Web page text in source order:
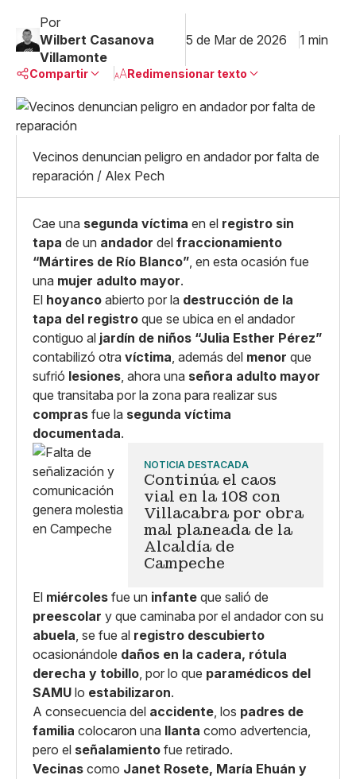
Por
Wilbert Casanova
Villamonte
5 de Mar de 2026 1 min
Compartir
Linkedin
X
Whatsapp
Copiar enlace
Redimensionar texto
Grande
Vecinos denuncian peligro en andador por falta de
reparación / Alex Pech
Cae una segunda víctima en el registro sin
tapa de un andador del fraccionamiento
“Mártires de Río Blanco”, en esta ocasión fue
una mujer adulto mayor.
El hoyanco abierto por la destrucción de la
tapa del registro que se ubica en el andador
contiguo al jardín de niños “Julia Esther Pérez”
contabilizó otra víctima, además del menor que
sufrió lesiones, ahora una señora adulto mayor
que transitaba por la zona para realizar sus
compras fue la segunda víctima
documentada.
NOTICIA DESTACADA
Continúa el caos
vial en la 108 con
Villacabra por obra
mal planeada de la
Alcaldía de
Campeche
El miércoles fue un infante que salió de
preescolar y que caminaba por el andador con su
abuela, se fue al registro descubierto
ocasionándole daños en la cadera, rótula
derecha y tobillo, por lo que paramédicos del
SAMU lo estabilizaron.
A consecuencia del accidente, los padres de
familia colocaron una llanta como advertencia,
pero el señalamiento fue retirado.
Vecinas como Janet Rosete, María Ehuán y